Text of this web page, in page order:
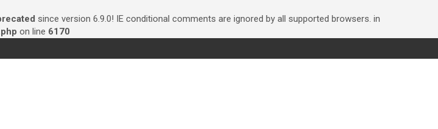
since version 6.9.0! IE conditional comments are ignored by all supported browsers. in
on line 6170